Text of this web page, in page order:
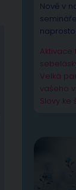
Nově v
Aktivace
Velká
vašeho
Slovy ke